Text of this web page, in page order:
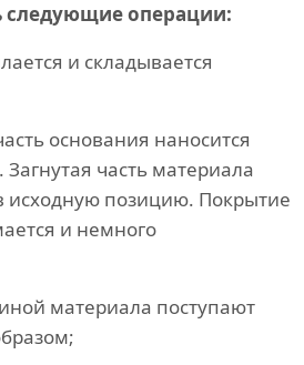
операции:
и складывается
основания наносится
Загнутая часть материала
исходную позицию. Покрытие
и немного
материала поступают